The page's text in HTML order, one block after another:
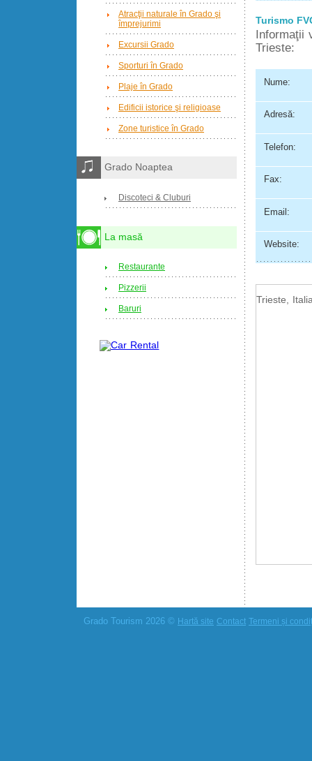
Turismo
Trieste:
Nume:
Adresă:
Telefon:
Fax:
Email:
Website:
Trieste,
Atracţii naturale în Grado şi
împrejurimi
Excursii Grado
Sporturi în Grado
Plaje în Grado
Edificii istorice şi religioase
Zone turistice în Grado
Grado Noaptea
Discoteci & Cluburi
La masă
Restaurante
Pizzerii
Baruri
Grado Tourism 2026 © Hartă site Contact Termeni și